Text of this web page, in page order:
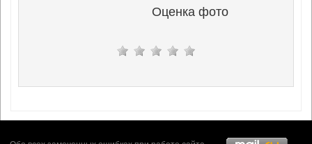
Оценка фото